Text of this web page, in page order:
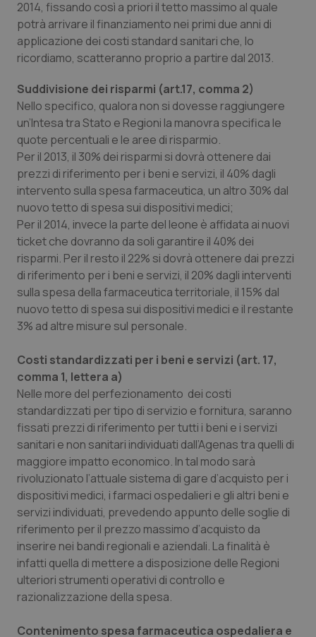
Friuli Venezia Giulia
Liguria
Lombardia
Marche
Molise
Piemonte
Provincia Autonoma di Bolzano
Provincia Autonoma di Trento
Puglia
Sardegna
Sicilia
Toscana
Umbria
Valle D’Aosta
Veneto
Dermatite Atopica
Diabete & glucometri
Disturbi dell’umore
Dolore
Donna & Salute
Epatiti
HIV
Infezioni & Febbre
Ipertensione & Scompenso
Malattie rare
Malattia di Crohn & Rettocolite Ulcerosa
Neuroscienze & patologie neurodegenerative
Obesità
Oftalmologia
Oncodermatologia
Oncoematologia
2014, fissando così a priori il tetto massimo al quale
potrà arrivare il finanziamento nei primi due anni di
applicazione dei costi standard sanitari che, lo
ricordiamo, scatteranno proprio a partire dal 2013.
Suddivisione dei risparmi (art.17, comma 2)
Nello specifico, qualora non si dovesse raggiungere
un’Intesa tra Stato e Regioni la manovra specifica le
quote percentuali e le aree di risparmio.
Per il 2013, il 30% dei risparmi si dovrà ottenere dai
prezzi di riferimento per i beni e servizi, il 40% dagli
intervento sulla spesa farmaceutica, un altro 30% dal
nuovo tetto di spesa sui dispositivi medici;
Per il 2014, invece la parte del leone è affidata ai nuovi
ticket che dovranno da soli garantire il 40% dei
risparmi. Per il resto il 22% si dovrà ottenere dai prezzi
di riferimento per i beni e servizi, il 20% dagli interventi
sulla spesa della farmaceutica territoriale, il 15% dal
nuovo tetto di spesa sui dispositivi medici e il restante
3% ad altre misure sul personale.
Costi standardizzati per i beni e servizi (art. 17,
comma 1, lettera a)
Nelle more del perfezionamento dei costi
standardizzati per tipo di servizio e fornitura, saranno
fissati prezzi di riferimento per tutti i beni e i servizi
sanitari e non sanitari individuati dall’Agenas tra quelli di
maggiore impatto economico. In tal modo sarà
rivoluzionato l’attuale sistema di gare d’acquisto per i
dispositivi medici, i farmaci ospedalieri e gli altri beni e
servizi individuati, prevedendo appunto delle soglie di
riferimento per il prezzo massimo d’acquisto da
inserire nei bandi regionali e aziendali. La finalità è
infatti quella di mettere a disposizione delle Regioni
ulteriori strumenti operativi di controllo e
razionalizzazione della spesa.
Contenimento spesa farmaceutica ospedaliera e